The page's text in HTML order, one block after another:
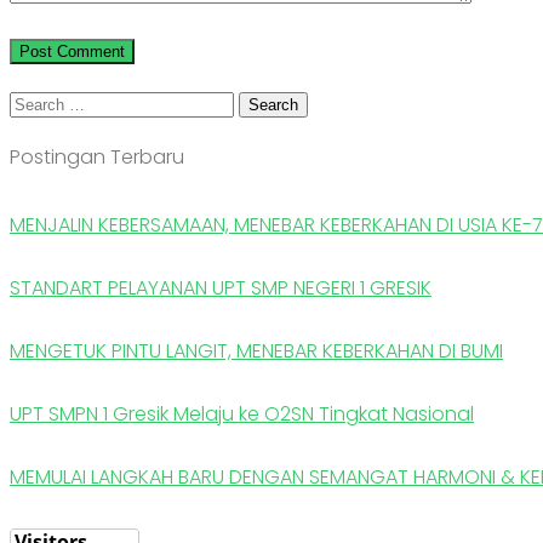
Search
Postingan Terbaru
MENJALIN KEBERSAMAAN, MENEBAR KEBERKAHAN DI USIA KE-
STANDART PELAYANAN UPT SMP NEGERI 1 GRESIK
MENGETUK PINTU LANGIT, MENEBAR KEBERKAHAN DI BUMI
UPT SMPN 1 Gresik Melaju ke O2SN Tingkat Nasional
MEMULAI LANGKAH BARU DENGAN SEMANGAT HARMONI &